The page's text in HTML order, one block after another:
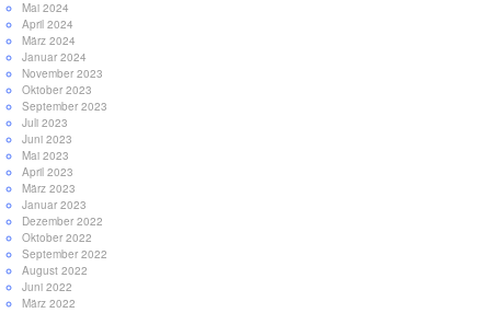
Mai 2024
April 2024
März 2024
Januar 2024
November 2023
Oktober 2023
September 2023
Juli 2023
Juni 2023
Mai 2023
April 2023
März 2023
Januar 2023
Dezember 2022
Oktober 2022
September 2022
August 2022
Juni 2022
März 2022